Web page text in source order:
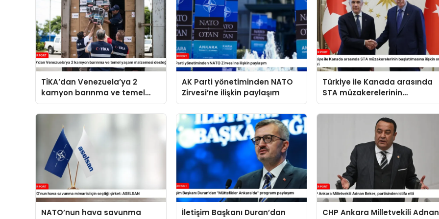
TİKA’dan Venezuela’ya 2
kamyon barınma ve temel
yaşam malzemesi desteği
AK Parti yönetiminden NATO
Zirvesi’ne ilişkin paylaşım
Türkiye ile Kanada arasında
STA müzakerelerinin
başlatılmasına ilişkin ortak
bildiri
NATO’nun hava savunma
İletişim Başkanı Duran’dan
CHP Ankara Milletvekili Adnan